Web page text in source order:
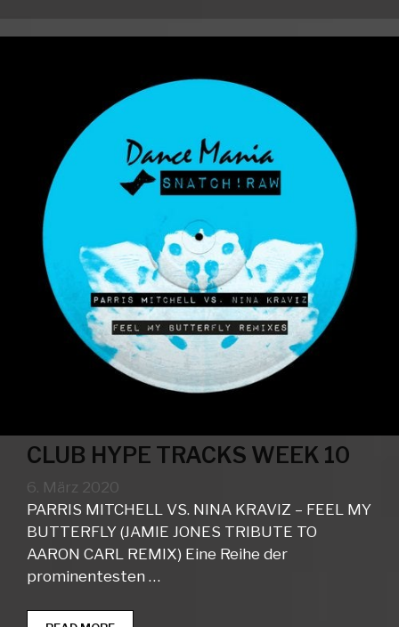
CLUB HYPE TRACKS WEEK 10
6. März 2020
PARRIS MITCHELL VS. NINA KRAVIZ – FEEL MY
BUTTERFLY (JAMIE JONES TRIBUTE TO
AARON CARL REMIX) Eine Reihe der
prominentesten …